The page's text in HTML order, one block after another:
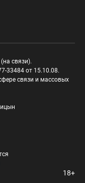
связи).
33484 от 15.10.08.
связи и массовых
18+